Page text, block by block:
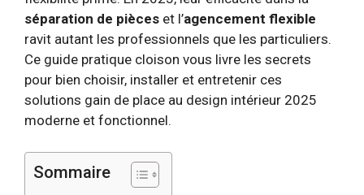
séparation de pièces et l’agencement flexible
ravit autant les professionnels que les particuliers.
Ce guide pratique cloison vous livre les secrets
pour bien choisir, installer et entretenir ces
solutions gain de place au design intérieur 2025
moderne et fonctionnel.
Sommaire